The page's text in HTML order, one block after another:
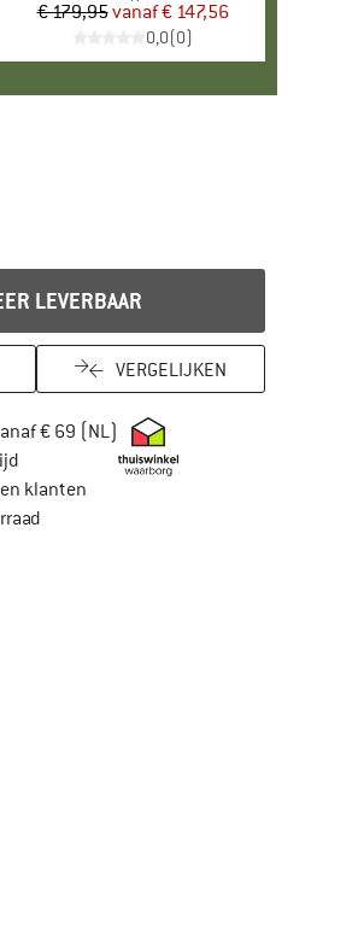
Prijs
€ 179,95 Verlaagde prijs
vanaf€ 147,56
0,0(0)
LEVERBAAR
VERGELIJKEN
€ 69 (NL) Vind hier de
Vind de betalingsinformatie hier! Opent in
klanten